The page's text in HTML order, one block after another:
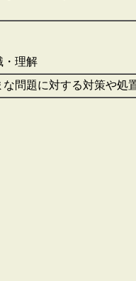
・理解
問題に対する対策や処